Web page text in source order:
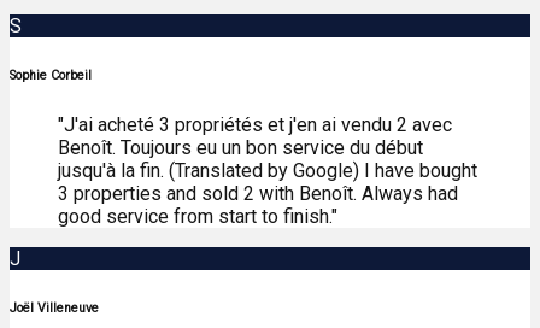
S
Sophie Corbeil
"J'ai acheté 3 propriétés et j'en ai vendu 2 avec
Benoît. Toujours eu un bon service du début
jusqu'à la fin. (Translated by Google) I have bought
3 properties and sold 2 with Benoît. Always had
good service from start to finish."
J
Joël Villeneuve